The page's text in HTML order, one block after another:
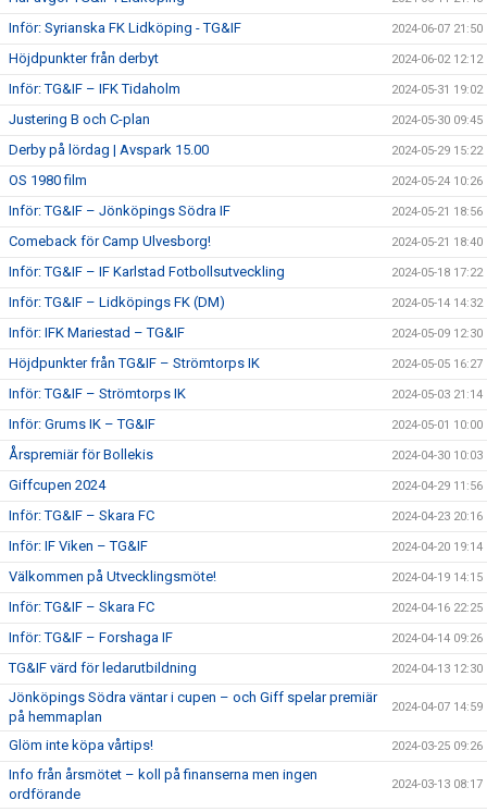
Inför: Syrianska FK Lidköping - TG&IF 2024-06-07 21:50
Höjdpunkter från derbyt 2024-06-02 12:12
Inför: TG&IF – IFK Tidaholm 2024-05-31 19:02
Justering B och C-plan 2024-05-30 09:45
Derby på lördag | Avspark 15.00 2024-05-29 15:22
OS 1980 film 2024-05-24 10:26
Inför: TG&IF – Jönköpings Södra IF 2024-05-21 18:56
Comeback för Camp Ulvesborg! 2024-05-21 18:40
Inför: TG&IF – IF Karlstad Fotbollsutveckling 2024-05-18 17:22
Inför: TG&IF – Lidköpings FK (DM) 2024-05-14 14:32
Inför: IFK Mariestad – TG&IF 2024-05-09 12:30
Höjdpunkter från TG&IF – Strömtorps IK 2024-05-05 16:27
Inför: TG&IF – Strömtorps IK 2024-05-03 21:14
Inför: Grums IK – TG&IF 2024-05-01 10:00
Årspremiär för Bollekis 2024-04-30 10:03
Giffcupen 2024 2024-04-29 11:56
Inför: TG&IF – Skara FC 2024-04-23 20:16
Inför: IF Viken – TG&IF 2024-04-20 19:14
Välkommen på Utvecklingsmöte! 2024-04-19 14:15
Inför: TG&IF – Skara FC 2024-04-16 22:25
Inför: TG&IF – Forshaga IF 2024-04-14 09:26
TG&IF värd för ledarutbildning 2024-04-13 12:30
Jönköpings Södra väntar i cupen – och Giff spelar premiär
på hemmaplan
2024-04-07 14:59
Glöm inte köpa vårtips! 2024-03-25 09:26
Info från årsmötet – koll på finanserna men ingen
ordförande
2024-03-13 08:17